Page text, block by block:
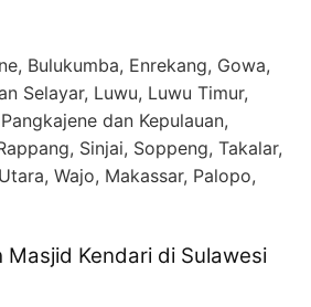
Bulukumba, Enrekang, Gowa,
Selayar, Luwu, Luwu Timur,
dan Kepulauan,
Sinjai, Soppeng, Takalar,
Wajo, Makassar, Palopo,
Masjid Kendari di Sulawesi